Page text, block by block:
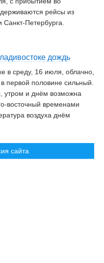
рейсы из
Санкт-Петербурга.
дождь
в среду, 16 июля, облачно,
первой половине сильный.
утром и днём возможна
восточный временами
воздуха днём
сайта